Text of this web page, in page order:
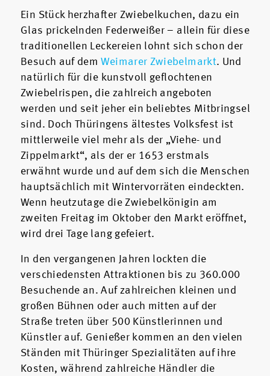
Ein Stück herzhafter Zwiebelkuchen, dazu ein
Glas prickelnden Federweißer – allein für diese
traditionellen Leckereien lohnt sich schon der
Besuch auf demWeimarer Zwiebelmarkt. Und
natürlich für die kunstvoll geflochtenen
Zwiebelrispen, die zahlreich angeboten
werden und seit jeher ein beliebtes Mitbringsel
sind. Doch Thüringens ältestes Volksfest ist
mittlerweile viel mehr als der „Viehe- und
Zippelmarkt“, als der er 1653 erstmals
erwähnt wurde und auf dem sich die Menschen
hauptsächlich mit Wintervorräten eindeckten.
Wenn heutzutage die Zwiebelkönigin am
zweiten Freitag im Oktober den Markt eröffnet,
wird drei Tage lang gefeiert.
In den vergangenen Jahren lockten die
verschiedensten Attraktionen bis zu 360.000
Besuchende an. Auf zahlreichen kleinen und
großen Bühnen oder auch mitten auf der
Straße treten über 500 Künstlerinnen und
Künstler auf. Genießer kommen an den vielen
Ständen mit Thüringer Spezialitäten auf ihre
Kosten, während zahlreiche Händler die